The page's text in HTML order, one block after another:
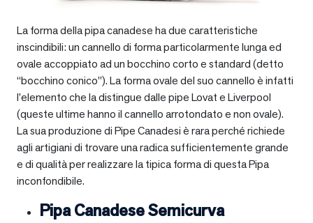
La forma della pipa canadese ha due caratteristiche
inscindibili: un cannello di forma particolarmente lunga ed
ovale accoppiato ad un bocchino corto e standard (detto
“bocchino conico”). La forma ovale del suo cannello è infatti
l’elemento che la distingue dalle pipe Lovat e Liverpool
(queste ultime hanno il cannello arrotondato e non ovale).
La sua produzione di Pipe Canadesi è rara perché richiede
agli artigiani di trovare una radica sufficientemente grande
e di qualità per realizzare la tipica forma di questa Pipa
inconfondibile.
Pipa Canadese Semicurva